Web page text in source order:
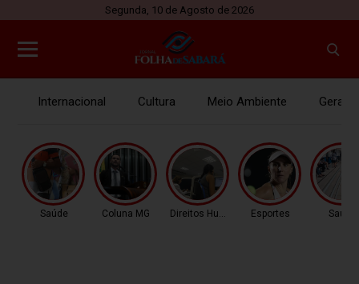
Segunda, 10 de Agosto de 2026
Internacional Cultura Meio Ambiente Gerais
Saúde Coluna MG Direitos Humanos Esportes Saúde